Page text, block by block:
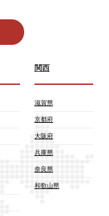
関西
滋賀県
京都府
大阪府
兵庫県
奈良県
和歌山県